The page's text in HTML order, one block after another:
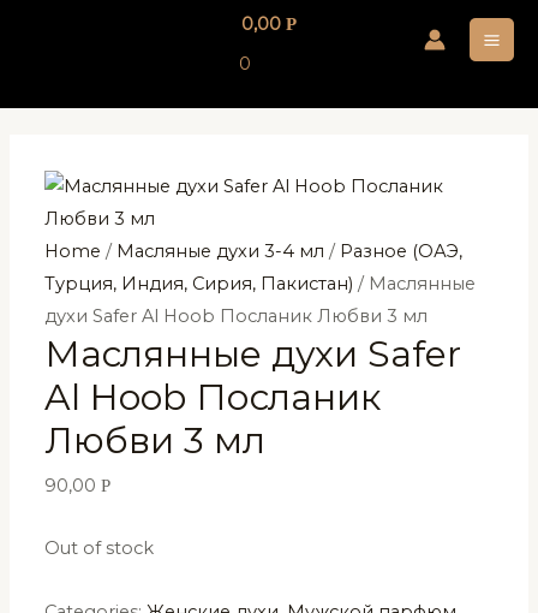
0,00 Р
0
Home / Масляные духи 3-4 мл / Разное (ОАЭ,
Турция, Индия, Сирия, Пакистан) / Маслянные
духи Safer Al Hoob Посланик Любви 3 мл
Маслянные духи Safer
Al Hoob Посланик
Любви 3 мл
90,00Р
Out of stock